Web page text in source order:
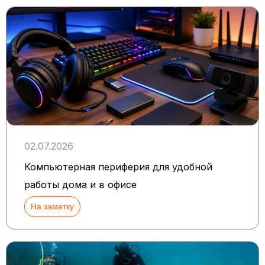
02.07.2026
Компьютерная периферия для удобной
работы дома и в офисе
На заметку